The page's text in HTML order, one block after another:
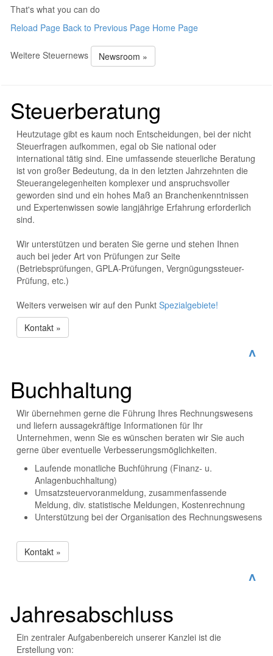
That's what you can do
Reload Page Back to Previous Page Home Page
Weitere Steuernews Newsroom »
Steuerberatung
Heutzutage gibt es kaum noch Entscheidungen, bei der nicht
Steuerfragen aufkommen, egal ob Sie national oder
international tätig sind. Eine umfassende steuerliche Beratung
ist von großer Bedeutung, da in den letzten Jahrzehnten die
Steuerangelegenheiten komplexer und anspruchsvoller
geworden sind und ein hohes Maß an Branchenkenntnissen
und Expertenwissen sowie langjährige Erfahrung erforderlich
sind.
Wir unterstützen und beraten Sie gerne und stehen Ihnen
auch bei jeder Art von Prüfungen zur Seite
(Betriebsprüfungen, GPLA-Prüfungen, Vergnügungssteuer-
Prüfung, etc.)
Weiters verweisen wir auf den Punkt Spezialgebiete!
Kontakt »
^
Buchhaltung
Wir übernehmen gerne die Führung Ihres Rechnungswesens
und liefern aussagekräftige Informationen für Ihr
Unternehmen, wenn Sie es wünschen beraten wir Sie auch
gerne über eventuelle Verbesserungsmöglichkeiten.
Laufende monatliche Buchführung (Finanz- u.
Anlagenbuchhaltung)
Umsatzsteuervoranmeldung, zusammenfassende
Meldung, div. statistische Meldungen, Kostenrechnung
Unterstützung bei der Organisation des Rechnungswesens
Kontakt »
^
Jahresabschluss
Ein zentraler Aufgabenbereich unserer Kanzlei ist die
Erstellung von: